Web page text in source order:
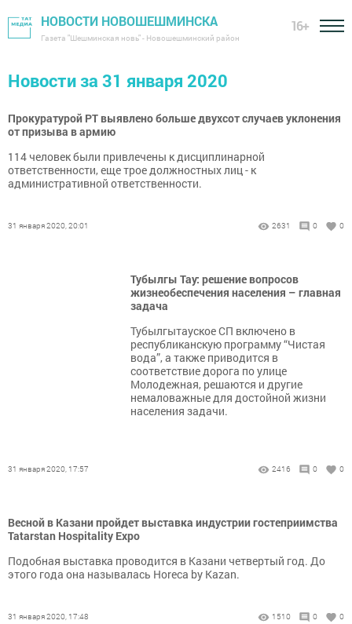
НОВОСТИ НОВОШЕШМИНСКА
Газета "Шешминская новь" - Новошешминский район
16+
Новости за 31 января 2020
Прокуратурой РТ выявлено больше двухсот случаев уклонения
от призыва в армию
114 человек были привлечены к дисциплинарной
ответственности, еще трое должностных лиц - к
административной ответственности.
31 января 2020, 20:01 2631 0 0
Тубылгы Тау: решение вопросов
жизнеобеспечения населения – главная
задача
Тубылгытауское СП включено в
республиканскую программу “Чистая
вода”, а также приводится в
соответствие дорога по улице
Молодежная, решаются и другие
немаловажные для достойной жизни
населения задачи.
31 января 2020, 17:57 2416 0 0
Весной в Казани пройдет выставка индустрии гостеприимства
Tatarstan Hospitality Expo
Подобная выставка проводится в Казани четвертый год. До
этого года она называлась Horeca by Kazan.
31 января 2020, 17:48 1510 0 0